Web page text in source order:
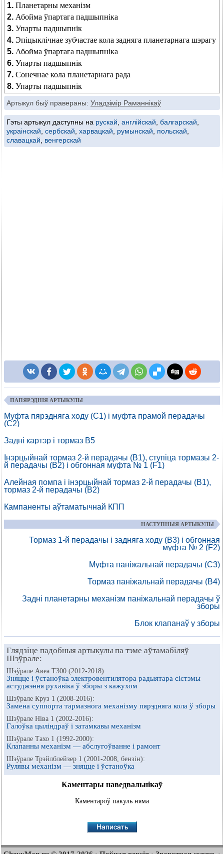
1. Планетарны механізм
2. Абойма ўпартага падшыпніка
3. Упарты падшыпнік
4. Эпіцыклічнае зубчастае кола задняга планетарнага шэрагу
5. Абойма ўпартага падшыпніка
6. Упарты падшыпнік
7. Сонечнае кола планетарнага рада
8. Упарты падшыпнік
Артыкул быў правераны: Уладзімір Раманнікаў
Гэты артыкул даступны на рускай, англійскай, балгарскай,
украінскай, сербскай, харвацкай, румынскай, польскай,
славацкай, венгерскай
ПАПЯРЭДНІЯ АРТЫКУЛЫ
Муфта пярэдняга ходу (C1) і муфта прамой перадачы
(C2)
Задні картэр і тормаз B5
Інэрцыйнай тормаз 2-й перадачы (B1), ступіца тормазы 2-
й перадачы (B2) і обгонная муфта № 1 (F1)
Алейная помпа і інэрцыйнай тормаз 2-й перадачы (B1),
тормаз 2-й перадачы (B2)
Кампаненты аўтаматычнай КПП
НАСТУПНЫЯ АРТЫКУЛЫ
Тормаз 1-й перадачы і задняга ходу (B3) і обгонная
муфта № 2 (F2)
Муфта паніжальнай перадачы (C3)
Тормаз паніжальнай перадачы (B4)
Задні планетарны механізм паніжальнай перадачы ў
зборы
Блок клапанаў у зборы
Глядзіце падобныя артыкулы па тэме аўтамабіляў
Шэўрале:
Шэўрале Авеа Т300 (2012-2018):
Зняцце і ўстаноўка электровентилятора радыятара сістэмы
астуджэння рухавіка ў зборы з кажухом
Шэўрале Круз 1 (2008-2016):
Замена суппорта тармазнога механізму пярэдняга кола ў зборы
Шэўрале Ніва 1 (2002-2016):
Галоўка цыліндраў і затамкавы механізм
Шэўрале Тахо 1 (1992-2000):
Клапанны механізм — абслугоўванне і рамонт
Шэўрале Трэйлблейзер 1 (2001-2008, бензін):
Рулявы механізм — зняцце і ўстаноўка
Каментары наведвальнікаў
Каментароў пакуль няма